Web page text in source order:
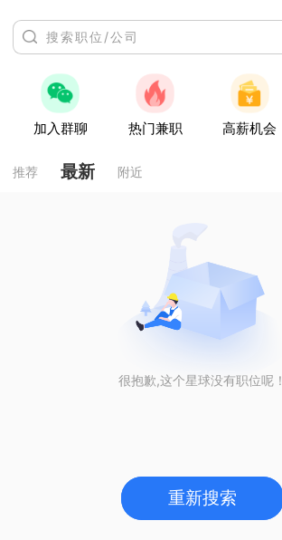
加入群聊 热门兼职 高薪机会
推荐 最新 附近
很抱歉,这个星球没有职位呢！
重新搜索